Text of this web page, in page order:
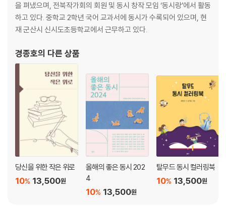
을 펴냈으며, 전북작가회의 회원 및 동시 창작 모임 ‘동시랑’에서 활동
하고 있다. 중학교 2학년 국어 교과서에 동시가 수록되어 있으며, 현
재 군산시 신시도초등학교에서 근무하고 있다.
경종호의 다른 상품
당신을 위한 작은 위로
13,500원
10%
올해의 좋은 동시 202
4
13,500원
10%
탈무드 동시 컬러링북
13,500원
10%